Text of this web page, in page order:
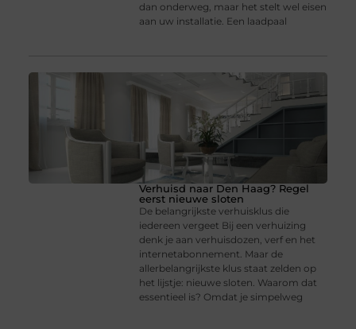
dan onderweg, maar het stelt wel eisen
aan uw installatie. Een laadpaal
Verhuisd naar Den Haag? Regel
eerst nieuwe sloten
De belangrijkste verhuisklus die
iedereen vergeet Bij een verhuizing
denk je aan verhuisdozen, verf en het
internetabonnement. Maar de
allerbelangrijkste klus staat zelden op
het lijstje: nieuwe sloten. Waarom dat
essentieel is? Omdat je simpelweg